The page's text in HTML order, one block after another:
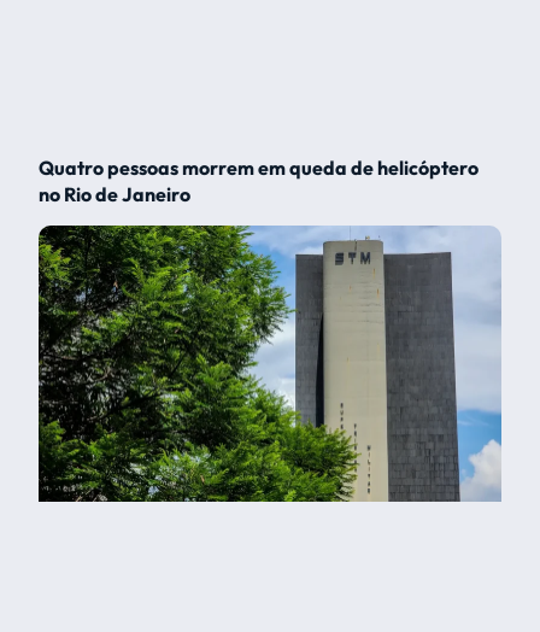
Quatro pessoas morrem em queda de helicóptero
no Rio de Janeiro